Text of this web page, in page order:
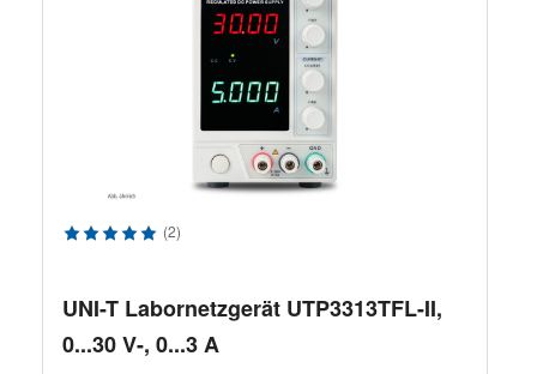
Durchschnittliche Bewertung von 5 von 5 Sternen
(2)
UNI-T Labornetzgerät UTP3313TFL-II,
0...30 V-, 0...3 A